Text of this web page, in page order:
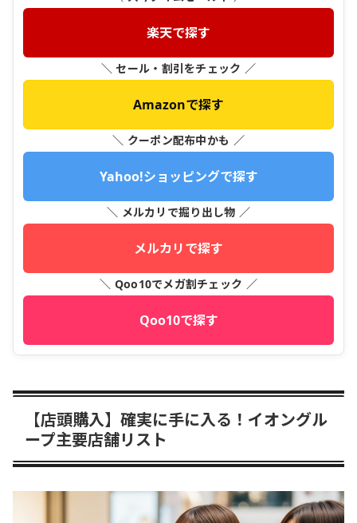
楽天で探す
＼ セール・割引をチェック ／
Amazonで探す
＼ クーポン配布中かも ／
Yahoo!ショッピングで探す
＼ メルカリで掘り出し物 ／
メルカリで探す
＼ Qoo10でメガ割チェック ／
Qoo10で探す
【店頭購入】確実に手に入る！イオングル
ープ主要店舗リスト